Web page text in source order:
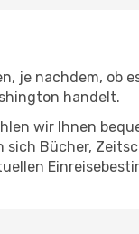
je nachdem, ob
handelt.
wir Ihnen
Bücher,